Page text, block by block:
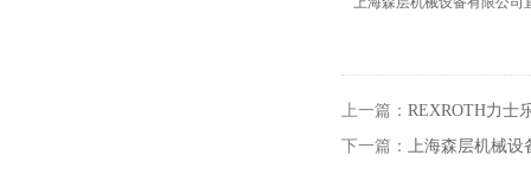
上一篇： REXROTH力士
下一篇： 上海森层机械设